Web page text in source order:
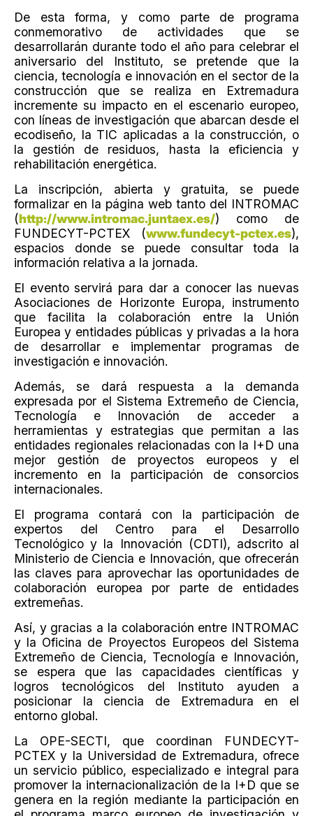
De esta forma, y como parte de programa
conmemorativo de actividades que se
desarrollarán durante todo el año para celebrar el
aniversario del Instituto, se pretende que la
ciencia, tecnología e innovación en el sector de la
construcción que se realiza en Extremadura
incremente su impacto en el escenario europeo,
con líneas de investigación que abarcan desde el
ecodiseño, la TIC aplicadas a la construcción, o
la gestión de residuos, hasta la eficiencia y
rehabilitación energética.
La inscripción, abierta y gratuita, se puede
formalizar en la página web tanto del INTROMAC
(http://www.intromac.juntaex.es/) como de
FUNDECYT-PCTEX (www.fundecyt-pctex.es),
espacios donde se puede consultar toda la
información relativa a la jornada.
El evento servirá para dar a conocer las nuevas
Asociaciones de Horizonte Europa, instrumento
que facilita la colaboración entre la Unión
Europea y entidades públicas y privadas a la hora
de desarrollar e implementar programas de
investigación e innovación.
Además, se dará respuesta a la demanda
expresada por el Sistema Extremeño de Ciencia,
Tecnología e Innovación de acceder a
herramientas y estrategias que permitan a las
entidades regionales relacionadas con la I+D una
mejor gestión de proyectos europeos y el
incremento en la participación de consorcios
internacionales.
El programa contará con la participación de
expertos del Centro para el Desarrollo
Tecnológico y la Innovación (CDTI), adscrito al
Ministerio de Ciencia e Innovación, que ofrecerán
las claves para aprovechar las oportunidades de
colaboración europea por parte de entidades
extremeñas.
Así, y gracias a la colaboración entre INTROMAC
y la Oficina de Proyectos Europeos del Sistema
Extremeño de Ciencia, Tecnología e Innovación,
se espera que las capacidades científicas y
logros tecnológicos del Instituto ayuden a
posicionar la ciencia de Extremadura en el
entorno global.
La OPE-SECTI, que coordinan FUNDECYT-
PCTEX y la Universidad de Extremadura, ofrece
un servicio público, especializado e integral para
promover la internacionalización de la I+D que se
genera en la región mediante la participación en